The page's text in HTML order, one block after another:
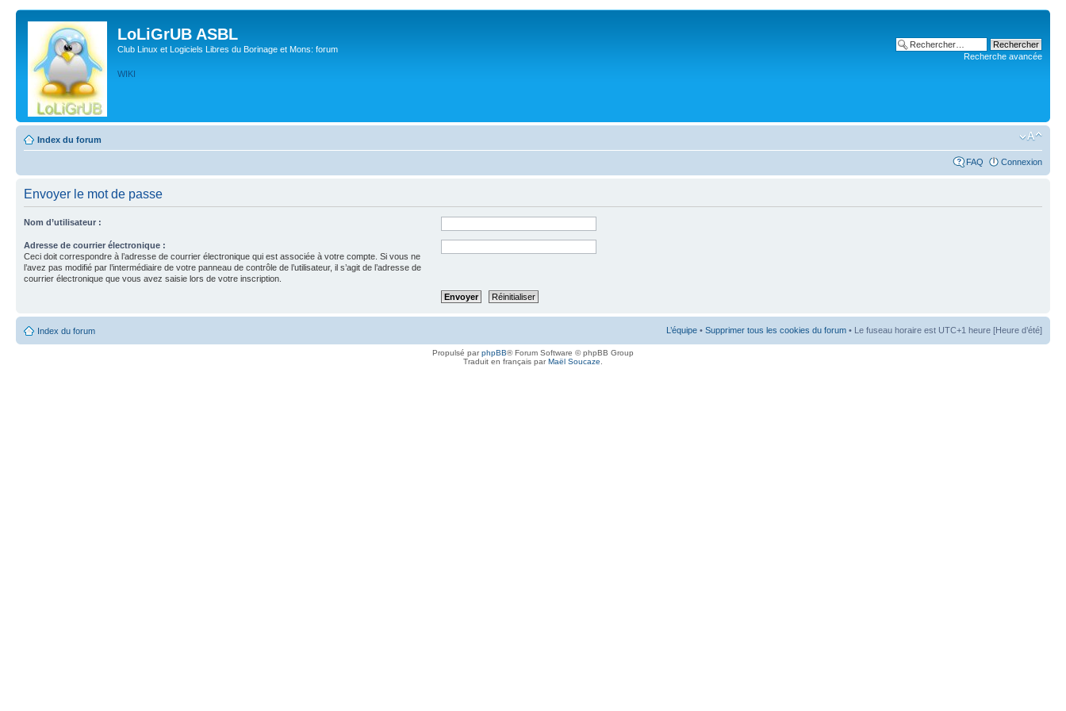
LoLiGrUB ASBL
Club Linux et Logiciels Libres du Borinage et Mons: forum
WIKI
Recherche avancée
Index du forum
FAQ Connexion
Envoyer le mot de passe
Nom d’utilisateur :
Adresse de courrier électronique :
Ceci doit correspondre à l’adresse de courrier électronique qui est associée à votre compte. Si vous ne
l’avez pas modifié par l’intermédiaire de votre panneau de contrôle de l’utilisateur, il s’agit de l’adresse de
courrier électronique que vous avez saisie lors de votre inscription.
Index du forum L’équipe • Supprimer tous les cookies du forum • Le fuseau horaire est UTC+1 heure [Heure d’été]
Propulsé parphpBB® Forum Software © phpBB Group
Traduit en français parMaël Soucaze